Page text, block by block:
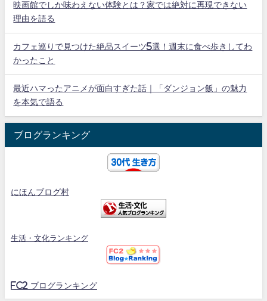
映画館でしか味わえない体験とは？家では絶対に再現できない
理由を語る
カフェ巡りで見つけた絶品スイーツ5選！週末に食べ歩きしてわ
かったこと
最近ハマったアニメが面白すぎた話｜「ダンジョン飯」の魅力
を本気で語る
ブログランキング
にほんブログ村
生活・文化ランキング
FC2 ブログランキング